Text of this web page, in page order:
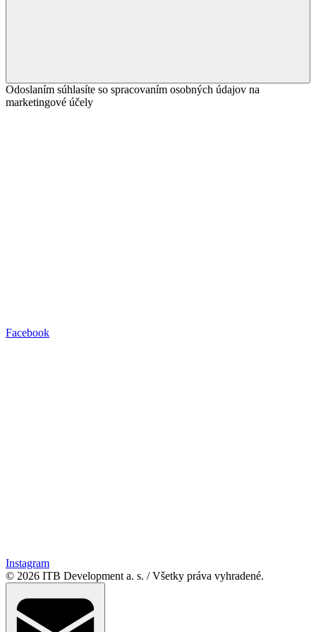
Odoslaním súhlasíte so spracovaním osobných údajov na
marketingové účely
Facebook
Instagram
© 2026 ITB Development a. s. / Všetky práva vyhradené.